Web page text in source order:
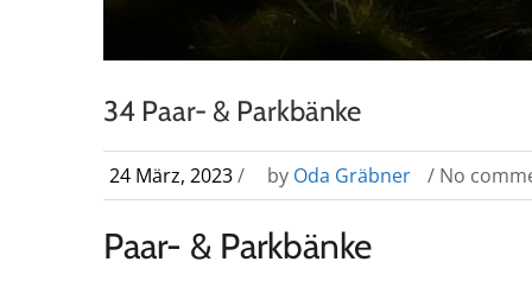
34 Paar- & Parkbänke
24 März, 2023/ by Oda Gräbner / No
Paar- & Parkbänke